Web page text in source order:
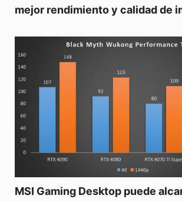
mejor rendimiento y calidad de
MSI Gaming Desktop puede